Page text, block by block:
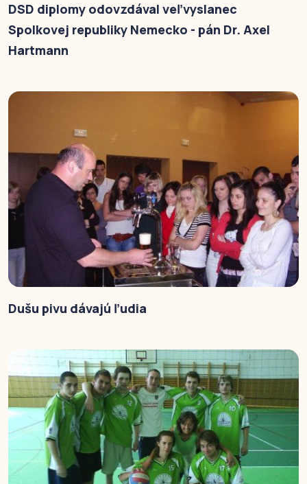
DSD diplomy odovzdával veľvyslanec
Spolkovej republiky Nemecko - pán Dr. Axel
Hartmann
Dušu pivu dávajú ľudia